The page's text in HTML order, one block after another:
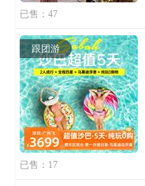
已售：47
跟团游
已售：17